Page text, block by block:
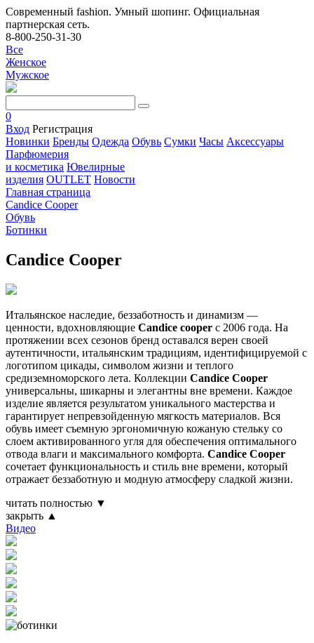
Современный fashion. Умный шопинг. Официальная
партнерская сеть.
8-800-250-31-30
Все
Женское
Мужское
0
Вход Регистрация
Новинки Бренды Одежда Обувь Сумки Часы Аксессуары
Парфюмерия
и косметика Ювелирные
изделия OUTLET Новости
Главная страница
Candice Cooper
Обувь
Ботинки
Candice Cooper
Итальянское наследие, беззаботность и динамизм —
ценности, вдохновляющие Candice cooper с 2006 года. На
протяжении всех сезонов бренд оставался верен своей
аутентичности, итальянским традициям, идентифицируемой с
логотипом цикады, символом жизни и теплого
средиземноморского лета. Коллекции Candice Cooper
универсальны, шикарны и элегантны вне времени. Каждое
изделие является результатом уникального мастерства и
гарантирует непревзойденную мягкость материалов. Вся
обувь имеет съемную эргономичную кожаную стельку со
слоем активированного угля для обеспечения оптимального
отвода влаги и максимального комфорта. Candice Cooper
сочетает функциональность и стиль вне времени, который
отражает беззаботную и модную атмосферу сладкой жизни.
читать полностью ▼
закрыть ▲
Видео